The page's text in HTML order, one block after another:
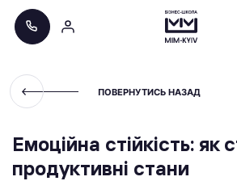
ПОВЕРНУТИСЬ НАЗАД
Емоційна стійкість: як
продуктивні стани